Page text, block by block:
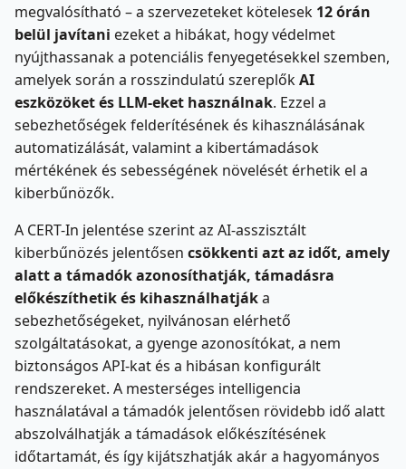
megvalósítható – a szervezeteket kötelesek 12 órán
belül javítani ezeket a hibákat, hogy védelmet
nyújthassanak a potenciális fenyegetésekkel szemben,
amelyek során a rosszindulatú szereplőkAI
eszközöket és LLM-eket használnak. Ezzel a
sebezhetőségek felderítésének és kihasználásának
automatizálását, valamint a kibertámadások
mértékének és sebességének növelését érhetik el a
kiberbűnözők.
A CERT-In jelentése szerint az AI-asszisztált
kiberbűnözés jelentősen csökkenti azt az időt, amely
alatt a támadók azonosíthatják, támadásra
előkészíthetik és kihasználhatjáka
sebezhetőségeket, nyilvánosan elérhető
szolgáltatásokat, a gyenge azonosítókat, a nem
biztonságos API-kat és a hibásan konfigurált
rendszereket. A mesterséges intelligencia
használatával a támadók jelentősen rövidebb idő alatt
abszolválhatják a támadások előkészítésének
időtartamát, és így kijátszhatják akár a hagyományos